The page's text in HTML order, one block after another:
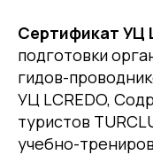
Сертификат УЦ
подготовки
гидов-
УЦ LCREDO,
туристов
учебно-